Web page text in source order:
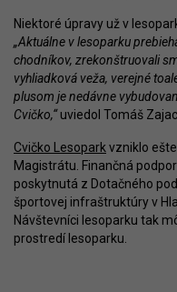
Niektoré úpravy už v
„Aktuálne v lesoparku
chodníkov, zrekonštruovali
vyhliadková veža, verejné
plusom je nedávne
Cvičko,“uviedol Tomáš
Cvičko Lesopark vzniklo
Magistrátu. Finančná
poskytnutá z Dotačného
športovej infraštruktúry v
Návštevníci lesoparku tak
prostredí lesoparku.